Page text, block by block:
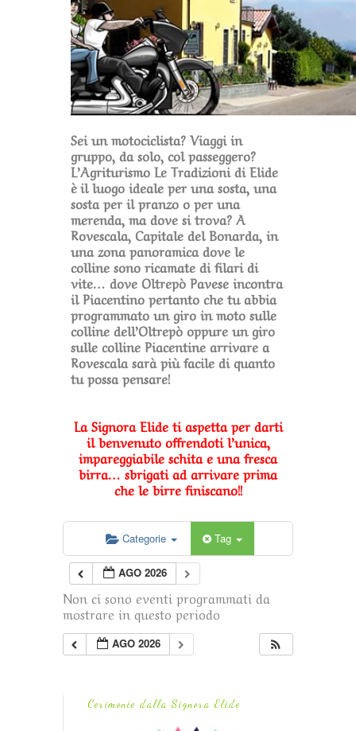
Sei un motociclista? Viaggi in
gruppo, da solo, col passeggero?
L’Agriturismo Le Tradizioni di Elide
è il luogo ideale per una sosta, una
sosta per il pranzo o per una
merenda, ma dove si trova? A
Rovescala, Capitale del Bonarda, in
una zona panoramica dove le
colline sono ricamate di filari di
vite… dove Oltrepò Pavese incontra
il Piacentino pertanto che tu abbia
programmato un giro in moto sulle
colline dell’Oltrepò oppure un giro
sulle colline Piacentine arrivare a
Rovescala sarà più facile di quanto
tu possa pensare!
La Signora Elide ti aspetta per darti
il benvenuto offrendoti l’unica,
impareggiabile schita e una fresca
birra… sbrigati ad arrivare prima
che le birre finiscano!!
Categorie Tag
AGO 2026
Non ci sono eventi programmati da
mostrare in questo periodo
AGO 2026
Cerimonie dalla Signora Elide